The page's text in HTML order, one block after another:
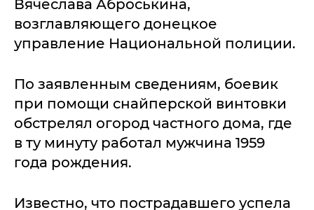
Вячеслава Аброськина,
возглавляющего донецкое
управление Национальной полиции.
По заявленным сведениям, боевик
при помощи снайперской винтовки
обстрелял огород частного дома, где
в ту минуту работал мужчина 1959
года рождения.
Известно, что пострадавшего успела